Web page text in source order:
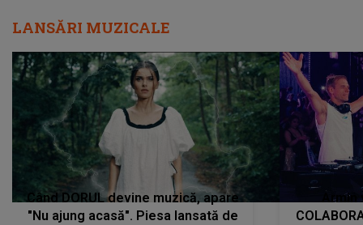
LANSĂRI MUZICALE
Când DORUL devine muzică, apare
"Nu ajung acasă". Piesa lansată de